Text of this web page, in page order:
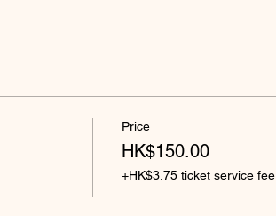
Price
HK$150.00
+HK$3.75 ticket service fee